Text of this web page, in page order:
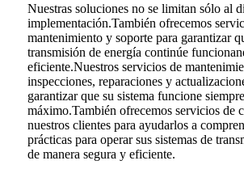
Nuestras soluciones no se limitan sólo al
implementación.También ofrecemos
mantenimiento y soporte para garantizar
transmisión de energía continúe
eficiente.Nuestros servicios de
inspecciones, reparaciones y
garantizar que su sistema funcione
máximo.También ofrecemos servicios de
nuestros clientes para ayudarlos a
prácticas para operar sus sistemas de
de manera segura y eficiente.